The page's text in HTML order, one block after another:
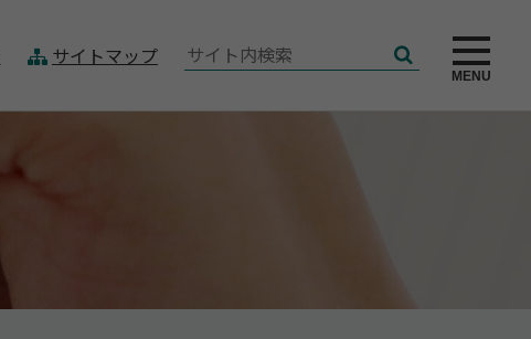
サイトマップ
サ
イ
ト
MENU